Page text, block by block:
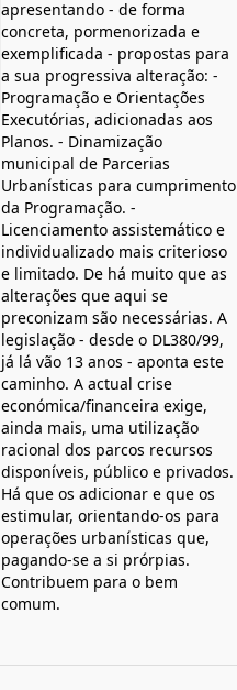
apresentando - de forma
concreta, pormenorizada e
exemplificada - propostas para
a sua progressiva alteração: -
Programação e Orientações
Executórias, adicionadas aos
Planos. - Dinamização
municipal de Parcerias
Urbanísticas para cumprimento
da Programação. -
Licenciamento assistemático e
individualizado mais criterioso
e limitado. De há muito que as
alterações que aqui se
preconizam são necessárias. A
legislação - desde o DL380/99,
já lá vão 13 anos - aponta este
caminho. A actual crise
económica/financeira exige,
ainda mais, uma utilização
racional dos parcos recursos
disponíveis, público e privados.
Há que os adicionar e que os
estimular, orientando-os para
operações urbanísticas que,
pagando-se a si prórpias.
Contribuem para o bem
comum.